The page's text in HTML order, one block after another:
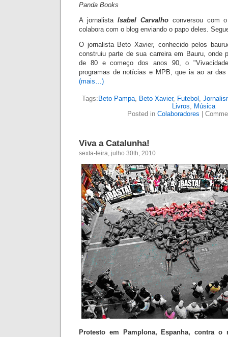
Panda Books
A jornalistaIsabel Carvalho conversou com
colabora com o blog enviando o papo deles.
O jornalista Beto Xavier, conhecido pelos
construiu parte de sua carreira em Bauru, onde
de 80 e começo dos anos 90, o
programas de notícias e MPB, que ia ao ar
(mais…)
Tags: Beto Pampa, Beto Xavier, Futebol ,
Livros, Música
Posted in Colaboradores
Viva a Catalunha!
sexta-feira, julho 30th, 2010
Protesto em Pamplona, Espanha, contra o